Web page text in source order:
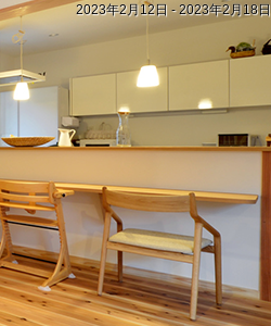
2023年2月12日 - 2023年2月18日